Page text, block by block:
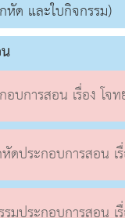
ด และใบกิจกรรม)
เรื่อง โจทย์ปัญหาการบวกและการลบเกี่ยวกับเ
รสอน เรื่อง โจทย์ปัญหาการบวกและการลบเกี่ยวกับ